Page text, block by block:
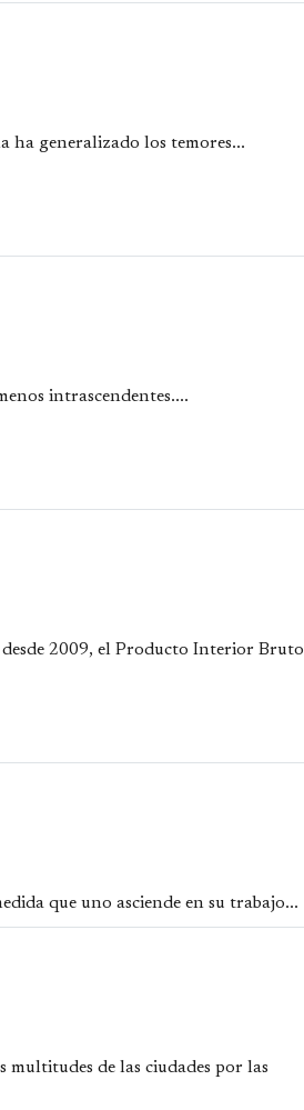
ha generalizado los temores...
intrascendentes....
desde 2009, el Producto Interior Bruto
que uno asciende en su trabajo...
multitudes de las ciudades por las